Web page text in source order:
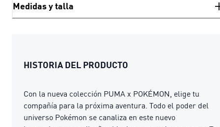
Medidas y talla
HISTORIA DEL PRODUCTO
Con la nueva colección PUMA x POKÉMON, elige tu
compañía para la próxima aventura. Todo el poder del
universo Pokémon se canaliza en este nuevo